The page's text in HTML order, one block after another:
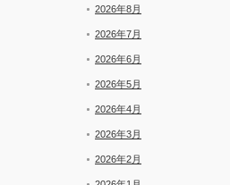
2026年8月
2026年7月
2026年6月
2026年5月
2026年4月
2026年3月
2026年2月